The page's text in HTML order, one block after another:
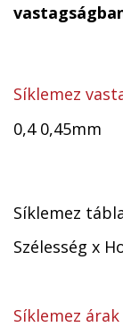
Síklemez
0,4 0,45mm
Síklemez
Szélesség x
Síklemez árak